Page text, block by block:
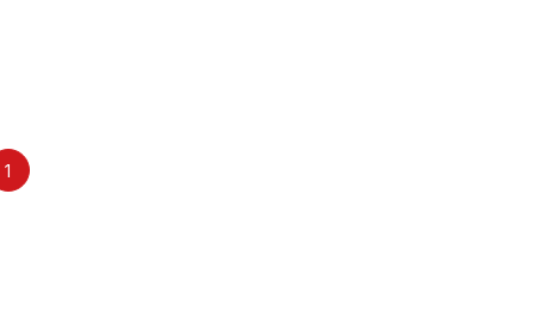
1